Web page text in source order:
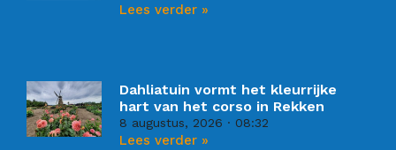
Lees verder »
Dahliatuin vormt het kleurrijke
hart van het corso in Rekken
8 augustus, 2026 08:32
Lees verder »